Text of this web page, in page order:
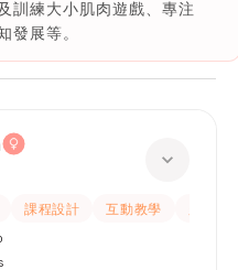
訓練大小肌肉遊戲、專注
發展等。
課程設計 互動教學